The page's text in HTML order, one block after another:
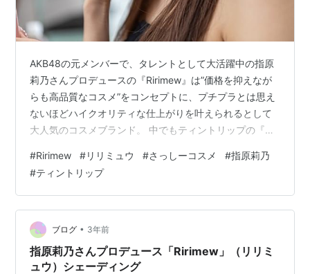
AKB48の元メンバーで、タレントとして大活躍中の指原
莉乃さんプロデュースの『Ririmew』は”価格を抑えなが
らも高品質なコスメ”をコンセプトに、プチプラとは思え
ないほどハイクオリティな仕上がりを叶えられるとして
大人気のコスメブランド。 中でもティントリップの『セ
るまでに何度も改良を重ね、完成までに3年もの月日をか
けたこだわりの逸品！ あまりの人気っぷりに一時は出荷
停止になったこともある商品で、SNSや口コミサイトで
も多くの方が高い評価をつけています。 センシュアルフ
ィックスティントは全8色とカラー展開が豊富なので、初
めて購入する方にとっては…
#Ririmew #リリミュウ #さっしーコスメ #指原莉乃
#ティントリップ
ブログ • 3年前
指原莉乃さんプロデュース「Ririmew」（リリミ
ュウ）シェーディング